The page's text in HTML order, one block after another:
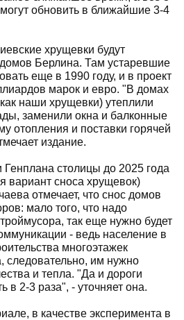
обновить в ближайшие 3-4
хрущевки будут
Берлина. Там устаревшие
еще в 1990 году, и в проект
марок и евро. "В домах
наши хрущевки) утеплили
заменили окна и балконные
отопления и поставки горячей
издание.
Генплана столицы до 2025 года
вариант сноса хрущевок)
отмечает, что снос домов
мало того, что надо
так еще нужно будет
- ведь население в
многоэтажек
следовательно, им нужно
и тепла. "Да и дороги
в 2-3 раза", - уточняет она.
в качестве эксперимента в